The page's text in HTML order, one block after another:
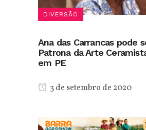
DIVERSÃO
Ana das Carrancas pode
Patrona da Arte
em PE
3 de setembro de 2020